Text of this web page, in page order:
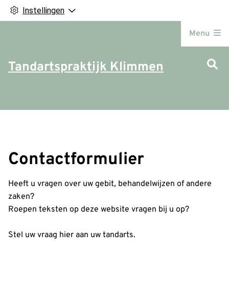
Instellingen
Tandartspraktijk Klimmen
Menu
Contactformulier
Heeft u vragen over uw gebit, behandelwijzen of andere
zaken?
Roepen teksten op deze website vragen bij u op?
Stel uw vraag hier aan uw tandarts.